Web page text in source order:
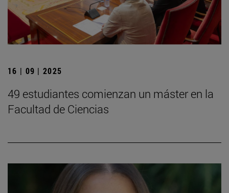
16 | 09 | 2025
49 estudiantes comienzan un máster en la
Facultad de Ciencias